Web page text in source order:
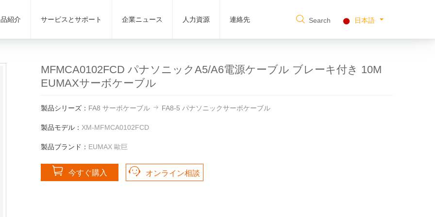
紹介 サービスとサポート 企業ニュース 人力資源 連絡先 Search 日本語
MFMCA0102FCD パナソニックA5/A6電源ケーブル ブレーキ付き 10M
EUMAXサーボケーブル
製品シリーズ： FA8 サーボケーブル FA8-5 パナソニックサーボケーブル
製品モデル： XM-MFMCA0102FCD
製品ブランド： EUMAX 歐巨
今すぐ購入 オンライン相談